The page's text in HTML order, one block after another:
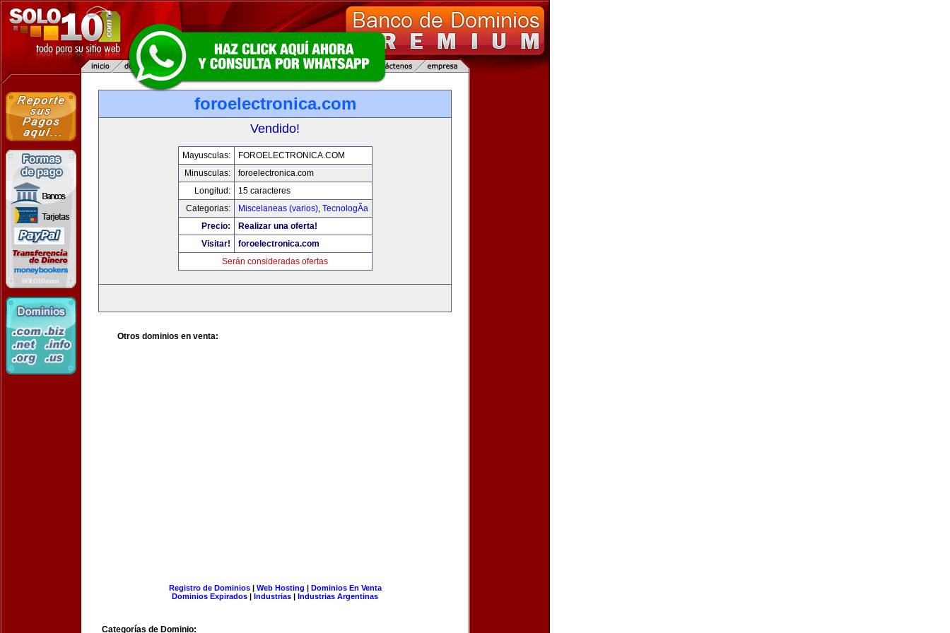
foroelectronica.com
Vendido!
Mayusculas:
FOROELECTRONICA.COM
Minusculas:
foroelectronica.com
Longitud:
15 caracteres
Categorias:
Miscelaneas (varios), TecnologÃ­a
Precio:
Realizar una oferta!
Visitar!
foroelectronica.com
Serán consideradas ofertas
Otros dominios en venta:
Registro de Dominios| Web Hosting | Dominios En Venta
Dominios Expirados | Industrias | Industrias Argentinas
Categorías de Dominio: